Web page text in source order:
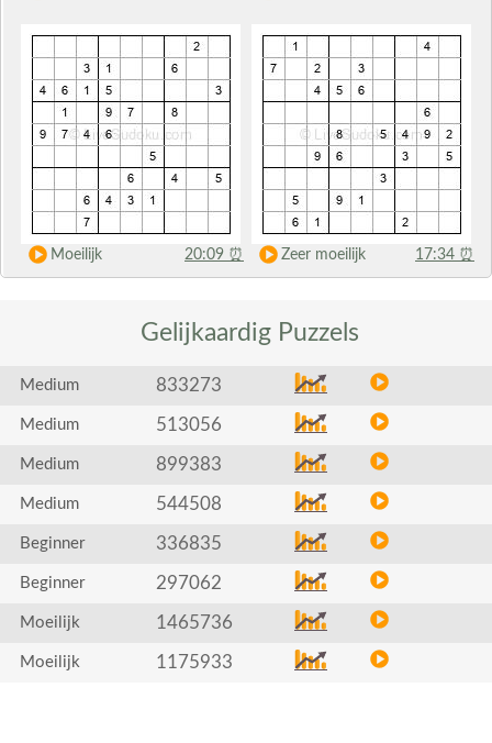
Moeilijk 20:09 ⏰ Zeer moeilijk 17:34 ⏰
Gelijkaardig Puzzels
Medium 833273
Medium 513056
Medium 899383
Medium 544508
Beginner 336835
Beginner 297062
Moeilijk 1465736
Moeilijk 1175933